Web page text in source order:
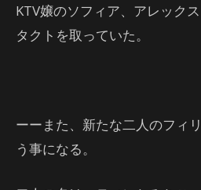
KTV嬢のソフィア、アレック
タクトを取っていた。
ーーまた、新たな二人のフィ
う事になる。